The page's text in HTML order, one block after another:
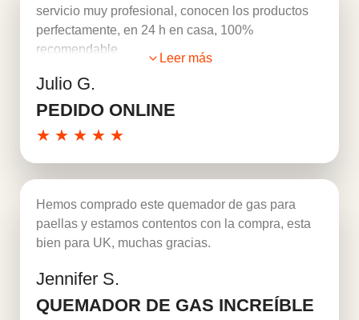
servicio muy profesional, conocen los productos
perfectamente, en 24 h en casa, 100%
recomendable
Leer más
Julio G.
PEDIDO ONLINE
★ ★ ★ ★ ★
Hemos comprado este quemador de gas para
paellas y estamos contentos con la compra, esta
bien para UK, muchas gracias.
Jennifer S.
QUEMADOR DE GAS INCREÍBLE